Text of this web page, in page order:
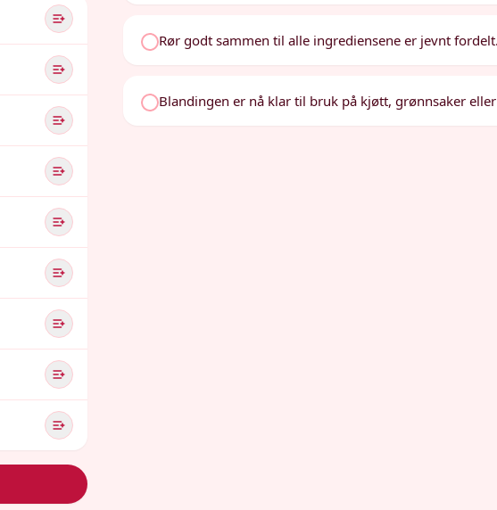
Rør godt sammen til alle ingrediensene er jevnt fordelt.
Blandingen er nå klar til bruk på kjøtt, grønnsaker